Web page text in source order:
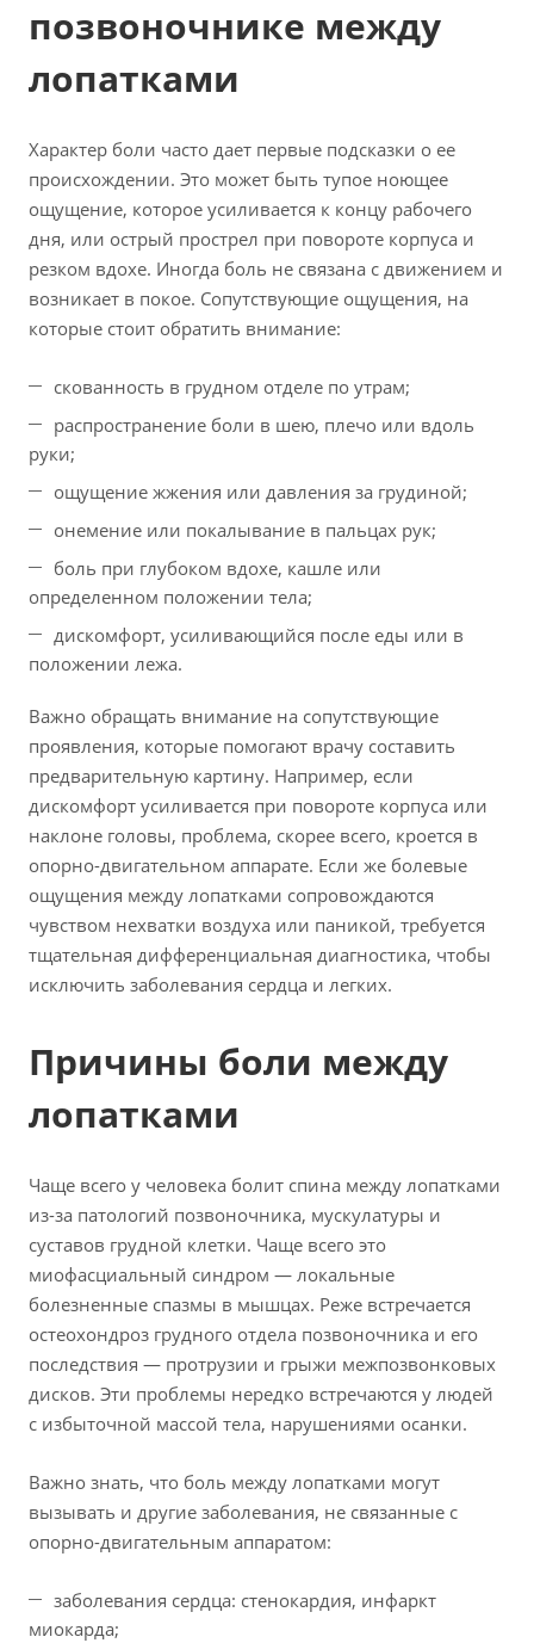
позвоночнике между
лопатками
Характер боли часто дает первые подсказки о ее
происхождении. Это может быть тупое ноющее
ощущение, которое усиливается к концу рабочего
дня, или острый прострел при повороте корпуса и
резком вдохе. Иногда боль не связана с движением и
возникает в покое. Сопутствующие ощущения, на
которые стоит обратить внимание:
скованность в грудном отделе по утрам;
распространение боли в шею, плечо или вдоль
руки;
ощущение жжения или давления за грудиной;
онемение или покалывание в пальцах рук;
боль при глубоком вдохе, кашле или
определенном положении тела;
дискомфорт, усиливающийся после еды или в
положении лежа.
Важно обращать внимание на сопутствующие
проявления, которые помогают врачу составить
предварительную картину. Например, если
дискомфорт усиливается при повороте корпуса или
наклоне головы, проблема, скорее всего, кроется в
опорно-двигательном аппарате. Если же болевые
ощущения между лопатками сопровождаются
чувством нехватки воздуха или паникой, требуется
тщательная дифференциальная диагностика, чтобы
исключить заболевания сердца и легких.
Причины боли между
лопатками
Чаще всего у человека болит спина между лопатками
из-за патологий позвоночника, мускулатуры и
суставов грудной клетки. Чаще всего это
миофасциальный синдром — локальные
болезненные спазмы в мышцах. Реже встречается
остеохондроз грудного отдела позвоночника и его
последствия — протрузии и грыжи межпозвонковых
дисков. Эти проблемы нередко встречаются у людей
с избыточной массой тела, нарушениями осанки.
Важно знать, что боль между лопатками могут
вызывать и другие заболевания, не связанные с
опорно-двигательным аппаратом:
заболевания сердца: стенокардия, инфаркт
миокарда;